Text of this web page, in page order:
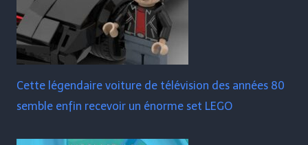
Cette légendaire voiture de télévision des années 80
semble enfin recevoir un énorme set LEGO